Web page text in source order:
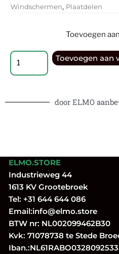
Windschermen, Plaatdelen
Toevoegen
Toevoegen aan
door ELMO
ELMO.STORE
Industrieweg 44
1613 KV Grootebroek
Tel: +31 644 644 086
Email:info@elmo.store
BTW nr: NL002099462B30
Kvk: 71078738 te Stede
Iban.:NL61RABO0328092533